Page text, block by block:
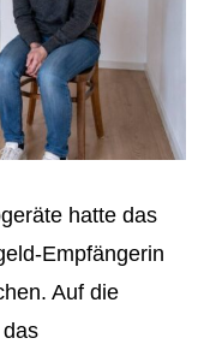
hatte das
Empfängerin
Auf die